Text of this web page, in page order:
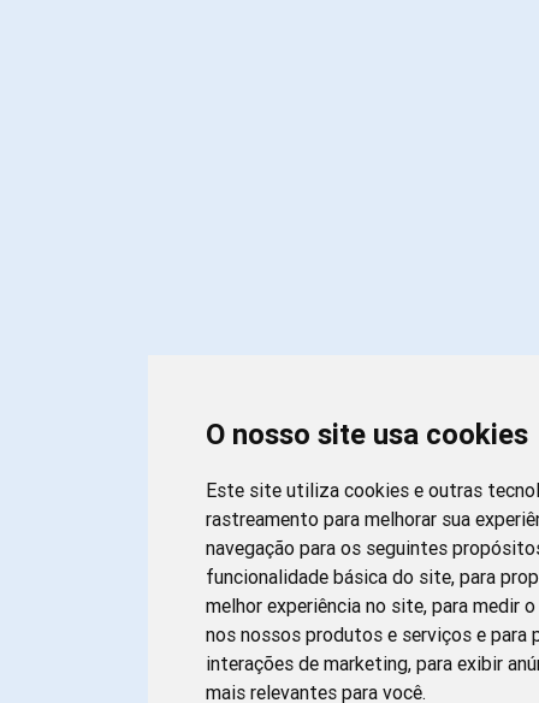
O nosso site usa cookies
Este site utiliza cookies e outras
rastreamento para melhorar sua
navegação para os seguintes
funcionalidade básica do site, para
melhor experiência no site, para medir
nos nossos produtos e serviços e para
interações de marketing, para exibir
mais relevantes para você.